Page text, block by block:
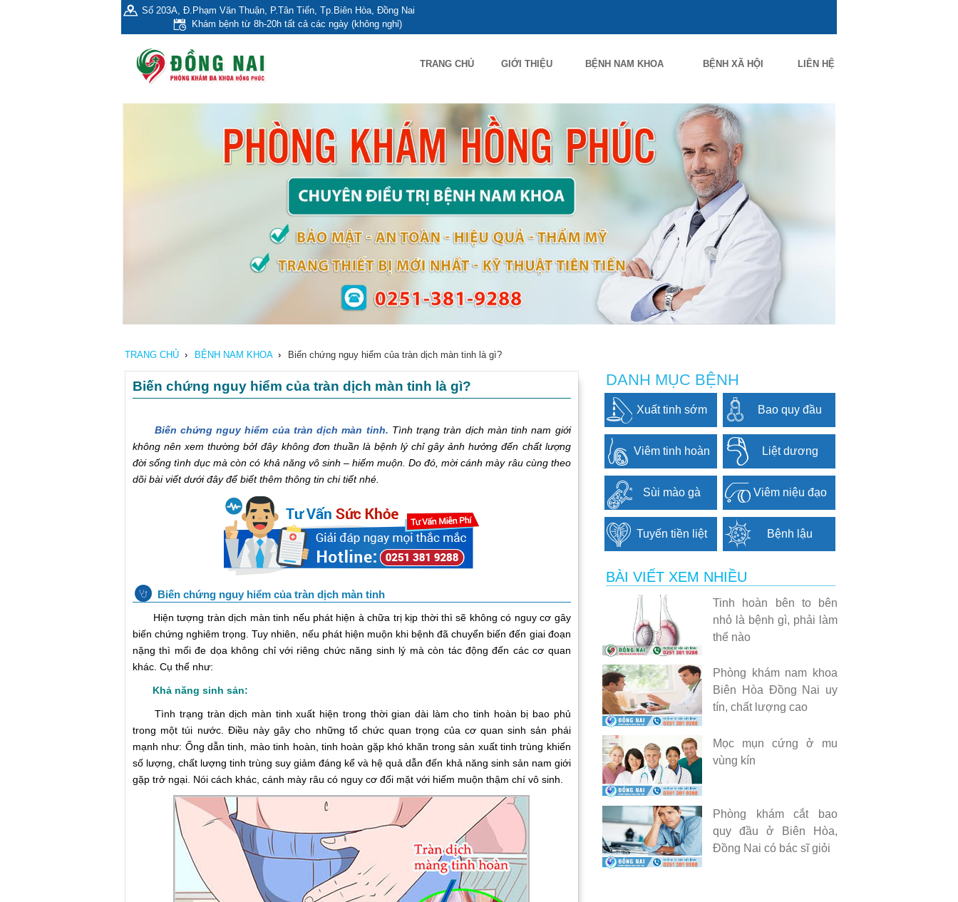
Số 203A, Đ.Phạm Văn Thuận, P.Tân Tiến, Tp.Biên Hòa, Đồng Nai
Khám bệnh từ 8h-20h tất cả các ngày (không nghỉ)
TRANG CHỦ GIỚI THIỆU BỆNH NAM KHOA BỆNH XÃ HỘI LIÊN HỆ
TRANG CHỦ › BỆNH NAM KHOA › Biến chứng nguy hiểm của tràn dịch màn tinh là gì?
Biến chứng nguy hiểm của tràn dịch màn tinh là gì?
Biến chứng nguy hiểm của tràn dịch màn tinh. Tình trạng tràn dịch màn tinh nam giới
không nên xem thường bởI đây không đơn thuần là bệnh lý chỉ gây ảnh hưởng đến chất lượng
đời sống tình dục mà còn có khả năng vô sinh – hiếm muộn. Do đó, mời cánh mày râu cùng theo
dõi bài viết dưới đây để biết thêm thông tin chi tiết nhé.
Biến chứng nguy hiểm của tràn dịch màn tinh
Hiện tượng tràn dịch màn tinh nếu phát hiện à chữa trị kịp thời thì sẽ không có nguy cơ gây
biến chứng nghiêm trọng. Tuy nhiên, nếu phát hiện muộn khi bệnh đã chuyển biến đến giai đoạn
nặng thì mối đe dọa không chỉ với riêng chức năng sinh lý mà còn tác động đến các cơ quan
khác. Cụ thể như:
Khả năng sinh sản:
Tình trạng tràn dịch màn tinh xuất hiện trong thời gian dài làm cho tinh hoàn bị bao phủ
trong một túi nước. Điều này gây cho những tổ chức quan trọng của cơ quan sinh sản phái
mạnh như: Ống dẫn tinh, mào tinh hoàn, tinh hoàn gặp khó khăn trong sản xuất tinh trùng khiến
số lượng, chất lượng tinh trùng suy giảm đáng kể và hệ quả dẫn đến khả năng sinh sản nam giới
gặp trở ngại. Nói cách khác, cánh mày râu có nguy cơ đối mặt với hiếm muộn thậm chí vô sinh.
DANH MỤC BỆNH
Xuất tinh sớm Bao quy đầu
Viêm tinh hoàn Liệt dương
Sùi mào gà Viêm niệu đạo
Tuyến tiền liệt Bệnh lậu
BÀI VIẾT XEM NHIỀU
Tinh hoàn bên to bên
nhỏ là bệnh gì, phải làm
thế nào
Phòng khám nam khoa
Biên Hòa Đồng Nai uy
tín, chất lượng cao
Mọc mụn cứng ở mu
vùng kín
Phòng khám cắt bao
quy đầu ở Biên Hòa,
Đồng Nai có bác sĩ giỏi